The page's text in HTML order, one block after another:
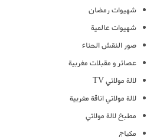
شهيوات رمضان
شهيوات عالمية
صور النقش الحناء
عصائر و مقبلات مغربية
لالة مولاتي TV
لالة مولاتي اناقة مغربية
مطبخ لالة مولاتي
مكياج